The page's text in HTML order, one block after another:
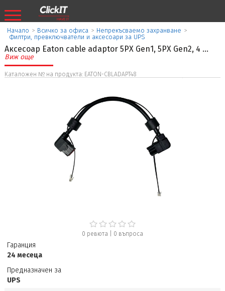
Начало > Всичко за офиса > Непрекъсваемо захранване >
Филтри, превключватели и аксесоари за UPS
Аксесоар Eaton cable adaptor 5PX Gen1, 5PX Gen2, 4 ...
Виж още
Каталожен № на продукта: EATON-CBLADAPT48
0 ревюта| 0 въпроса
Гаранция
24 месеца
Предназначен за
UPS